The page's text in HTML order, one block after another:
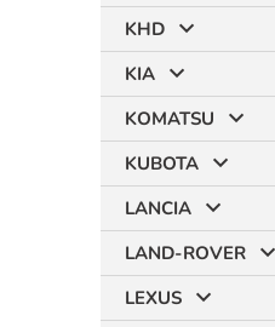
KHD
KIA
KOMATSU
KUBOTA
LANCIA
LAND-ROVER
LEXUS